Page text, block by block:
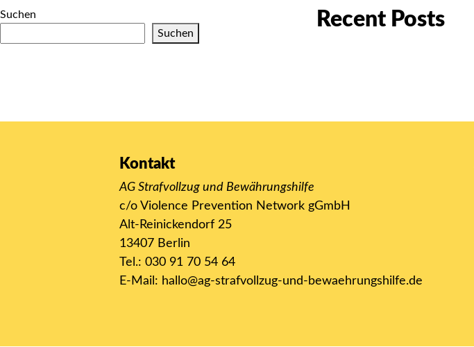
Suchen
Suchen
Recent Posts
Kontakt
AG Strafvollzug und Bewährungshilfe
c/o Violence Prevention Network gGmbH
Alt-Reinickendorf 25
13407 Berlin
Tel.: 030 91 70 54 64
E-Mail: hallo@ag-strafvollzug-und-bewaehrungshilfe.de